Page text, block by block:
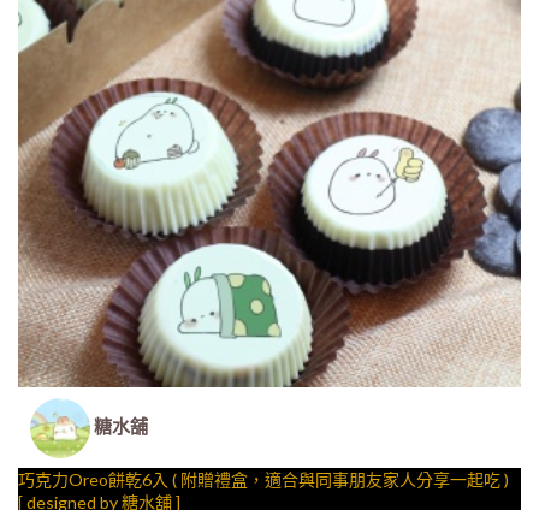
糖水舖
巧克力Oreo餅乾6入 ( 附贈禮盒，適合與同事朋友家人分享一起吃 )
[ designed by 糖水舖 ]